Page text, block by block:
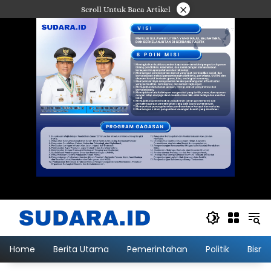
ke
Scroll Untuk Baca Artikel ×
Home Berita Utama Pemerintahan Politik